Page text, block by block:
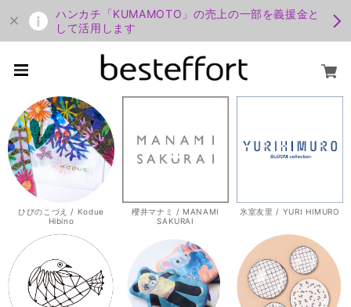
ハンカチ「KUMAMOTO」の売上の一部を義援金と
して活用します
ひびのこづえ / Kodue
Hibino
櫻井マナミ / MANAMI
SAKURAI
氷室友里 / YURI HIMURO